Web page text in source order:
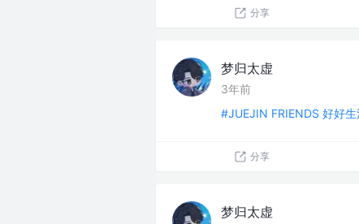
分享
梦归太虚
3年前
#JUEJIN FRIENDS 好好
分享
梦归太虚